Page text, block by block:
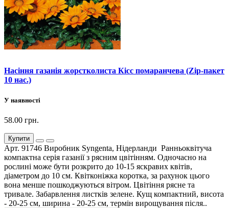
Насіння газанія жорстколиста Кісс помаранчева (Zip-пакет
10 нас.)
У наявності
58.00 грн.
Купити
Арт. 91746 Виробник Syngenta, Нідерланди Ранньоквітуча
компактна серія газанії з рясним цвітінням. Одночасно на
рослині може бути розкрито до 10-15 яскравих квітів,
діаметром до 10 см. Квітконіжка коротка, за рахунок цього
вона менше пошкоджуються вітром. Цвітіння рясне та
тривале. Забарвлення листків зелене. Кущ компактний, висота
- 20-25 см, ширина - 20-25 см, термін вирощування після..